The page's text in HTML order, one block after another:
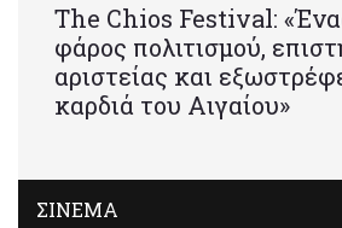
Τhe Chios Festival:
φάρος πολιτισμού,
αριστείας και
καρδιά του Αιγαίου»
ΣΙΝΕΜΑ